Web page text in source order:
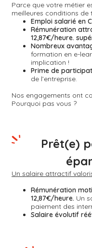
Parce que votre métier
meilleures conditions de
Emploi salarié en
Rémunération
12,87€/heure.
Nombreux
formation en e-
implication !
Prime de
de l’entreprise.
Nos engagements ont
Pourquoi pas vous ?
Un salaire attractif
Rémunération
12,87€/heure. Un
paiement des
Salaire évolutif
Prêt(e)